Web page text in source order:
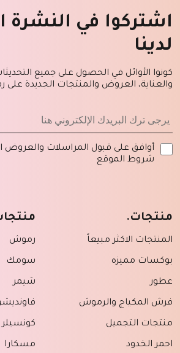
اشتركوا في النشرة
لدينا
كونوا الأوائل في الحصول على جميع
والعناية، العروض والمنتجات الجديدة على
أوافق على قبول المراسلات والعروض
شروط الموقع
منتجات.
المنتجات الاكثر مبيعاً
بوكسات مميزه
عطور
فرش المكياج والرموش
منتجات التجميل
احمر الخدود
رموش
سومك
شيمر
كونسيلر
مسكارا